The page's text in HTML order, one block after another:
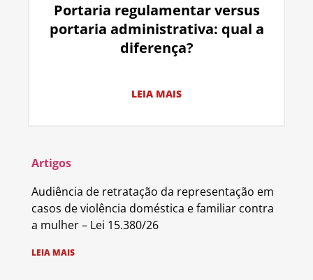
Portaria regulamentar versus
portaria administrativa: qual a
diferença?
LEIA MAIS
Artigos
Audiência de retratação da representação em
casos de violência doméstica e familiar contra
a mulher – Lei 15.380/26
LEIA MAIS